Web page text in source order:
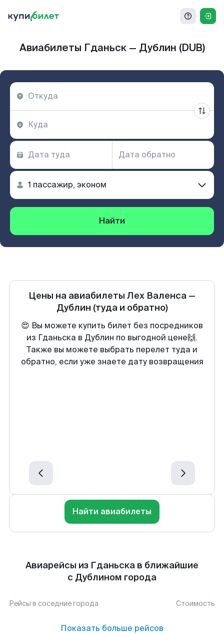
Авиабилеты Гданьск — Дублин (DUB)
Найти
Цены на авиабилеты Лех Валенса —
Дублин (туда и обратно)
😍 Вы можете купить билет без посредников
из Гданьска в Дублин по выгодной цене🙌.
Также вы можете выбрать перелет туда и
обратно, если уже знаете дату возвращения
Найти авиабилеты
Авиарейсы из Гданьска в ближайшие
с Дублином города
Рейсы в соседние города Стоимость
Показать больше рейсов